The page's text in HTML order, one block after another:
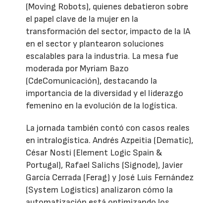
(Moving Robots), quienes debatieron sobre
el papel clave de la mujer en la
transformación del sector, impacto de la IA
en el sector y plantearon soluciones
escalables para la industria. La mesa fue
moderada por Myriam Bazo
(CdeComunicación), destacando la
importancia de la diversidad y el liderazgo
femenino en la evolución de la logística.
La jornada también contó con casos reales
en intralogística. Andrés Azpeitia (Dematic),
César Nosti (Element Logic Spain &
Portugal), Rafael Salichs (Signode), Javier
García Cerrada (Ferag) y José Luis Fernández
(System Logistics) analizaron cómo la